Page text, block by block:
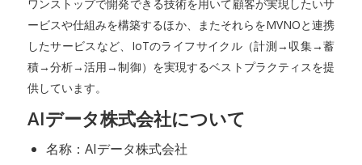
ワンストップで開発できる技術を用いて顧客が実現したいサ
ービスや仕組みを構築するほか、またそれらをMVNOと連携
したサービスなど、IoTのライフサイクル（計測→収集→蓄
積→分析→活用→制御）を実現するベストプラクティスを提
供しています。
AIデータ株式会社について
名称：AIデータ株式会社